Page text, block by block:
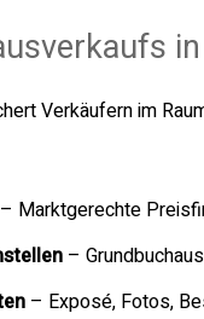
Verkäufern im
– Marktgerechte
–
– Exposé, Fotos,